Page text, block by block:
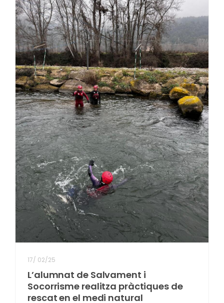
17/ 02/25
L’alumnat de Salvament i
Socorrisme realitza pràctiques de
rescat en el medi natural